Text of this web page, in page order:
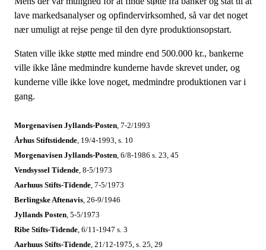
lave markedsanalyser og opfindervirksomhed, så var det noget
nær umuligt at rejse penge til den dyre produktionsopstart.
Staten ville ikke støtte med mindre end 500.000 kr., bankerne
ville ikke låne medmindre kunderne havde skrevet under, og
kunderne ville ikke love noget, medmindre produktionen var i
gang.
Morgenavisen Jyllands-Posten, 7-2/1993
Århus Stiftstidende, 19/4-1993, s. 10
Morgenavisen Jyllands-Posten, 6/8-1986 s. 23, 45
Vendsyssel Tidende, 8-5/1973
Aarhuus Stifts-Tidende, 7-5/1973
Berlingske Aftenavis, 26-9/1946
Jyllands Posten, 5-5/1973
Ribe Stifts-Tidende, 6/11-1947 s. 3
Aarhuus Stifts-Tidende, 21/12-1975, s. 25, 29